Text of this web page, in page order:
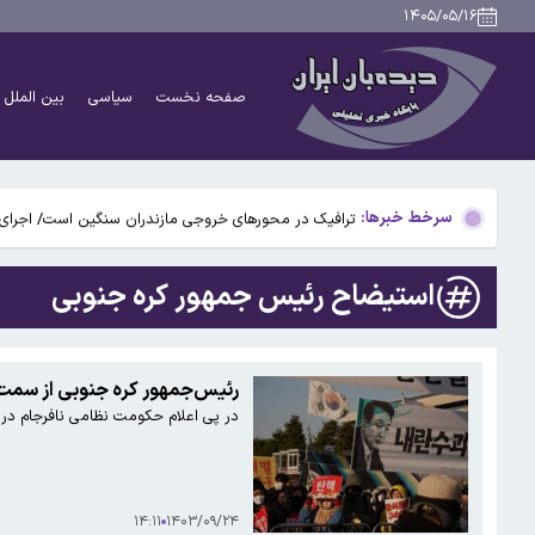
۱۴۰۵/۰۵/۱۶
صفحه نخست سیاسی بین الملل
سرخط خبرها:
رایزنی تلفنی پوتین و رئیس امارات
۴۰ تا ۵۰ روز گرمای نسبی در راه است؛ تهران تا ۳۸ درجه گرم می‌شود
ایران با کمپانی های نفتی بین المللی شرکت جدید
ترافیک در محورهای خروجی مازندران سنگین است/
جزئیاتی جدید از توافق مکه
رایزنی تلفنی پوتین و رئیس امارات
۴۰ تا ۵۰ روز گرمای نسبی در راه است؛ تهران تا ۳۸ درجه گرم می‌شود
ایران با کمپانی های نفتی بین المللی شرکت جدید نفتی
…
استیضاح رئیس جمهور کره جنوبی
رئیس‌جمهور کره جنوبی از
در پی اعلام حکومت نظامی نافرجام
۱۴۰۳/۰۹/۲۴ ۱۴:۱۱